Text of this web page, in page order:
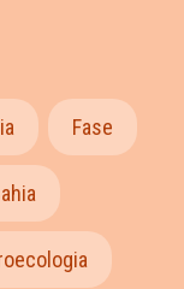
Fase